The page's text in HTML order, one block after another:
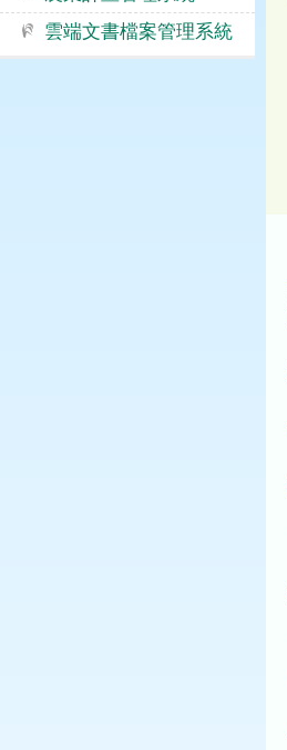
雲端文書檔案管理系統